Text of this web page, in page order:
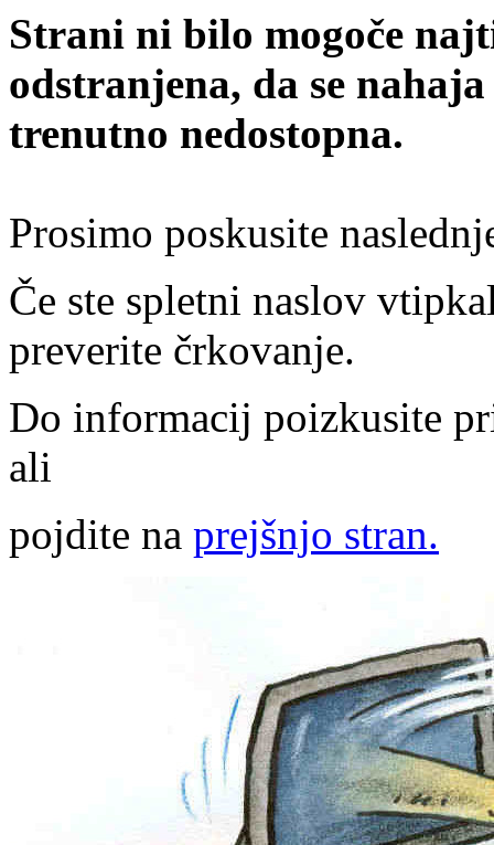
Strani ni bilo mogoče
odstranjena, da se
trenutno nedostopna.
Prosimo poskusite
Če ste spletni naslov
preverite črkovanje.
Do informacij poizkusite
ali
pojdite na prejšnjo stran.